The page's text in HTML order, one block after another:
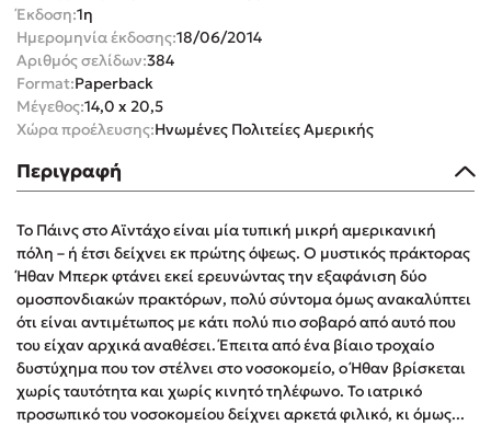
Φυστίκι ΠουΚυλάει
Παύλος Καστανάς
El Sombrero
Στέφανος Ξενάκης
Sebastian Fitzek
Freida McFadden
Κατρίνα Τσάνταλη
Lucinda Riley
Έκδοση:1η
Ημερομηνία έκδοσης:18/06/2014
Αριθμός σελίδων:384
Format:Paperback
Μέγεθος:14,0 x 20,5
Χώρα προέλευσης:Ηνωμένες Πολιτείες Αμερικής
Περιγραφή
Το Πάινς στο Αϊντάχο είναι μία τυπική μικρή αμερικανική
πόλη – ή έτσι δείχνει εκ πρώτης όψεως. Ο μυστικός πράκτορας
Ήθαν Μπερκ φτάνει εκεί ερευνώντας την εξαφάνιση δύο
ομοσπονδιακών πρακτόρων, πολύ σύντομα όμως ανακαλύπτει
ότι είναι αντιμέτωπος με κάτι πολύ πιο σοβαρό από αυτό που
του είχαν αρχικά αναθέσει. Έπειτα από ένα βίαιο τροχαίο
δυστύχημα που τον στέλνει στο νοσοκομείο, ο Ήθαν βρίσκεται
χωρίς ταυτότητα και χωρίς κινητό τηλέφωνο. Το ιατρικό
προσωπικό του νοσοκομείου δείχνει αρκετά φιλικό, κι όμως...